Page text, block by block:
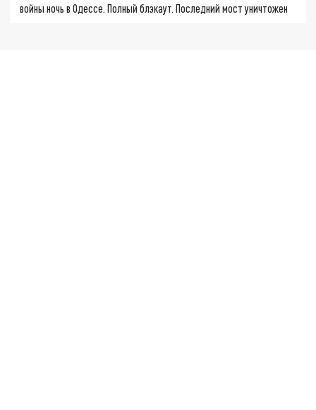
войны ночь в Одессе. Полный блэкаут. Последний мост уничтожен